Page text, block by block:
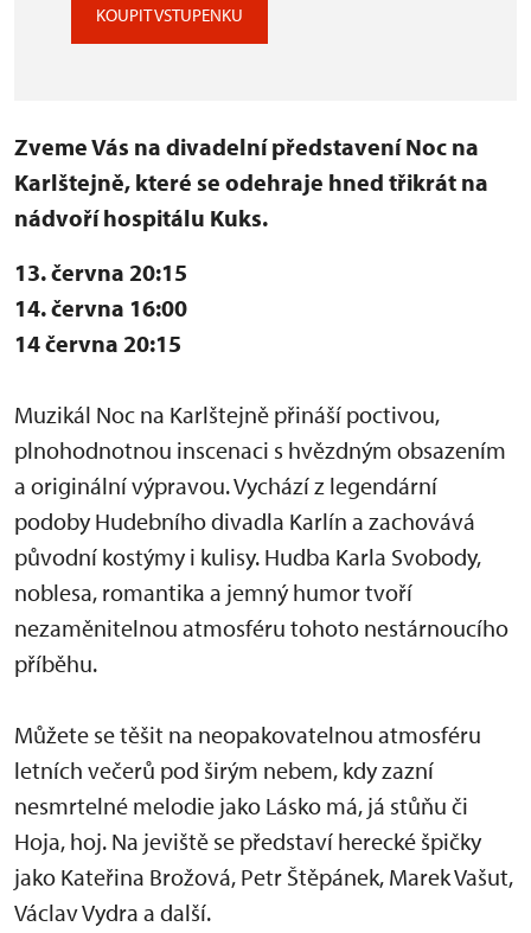
KOUPIT VSTUPENKU
Zveme Vás na divadelní představení Noc na
Karlštejně, které se odehraje hned třikrát na
nádvoří hospitálu Kuks.
13. června 20:15
14. června 16:00
14 června 20:15
Muzikál Noc na Karlštejně přináší poctivou,
plnohodnotnou inscenaci s hvězdným obsazením
a originální výpravou. Vychází z legendární
podoby Hudebního divadla Karlín a zachovává
původní kostýmy i kulisy. Hudba Karla Svobody,
noblesa, romantika a jemný humor tvoří
nezaměnitelnou atmosféru tohoto nestárnoucího
příběhu.
Můžete se těšit na neopakovatelnou atmosféru
letních večerů pod širým nebem, kdy zazní
nesmrtelné melodie jako Lásko má, já stůňu či
Hoja, hoj. Na jeviště se představí herecké špičky
jako Kateřina Brožová, Petr Štěpánek, Marek Vašut,
Václav Vydra a další.